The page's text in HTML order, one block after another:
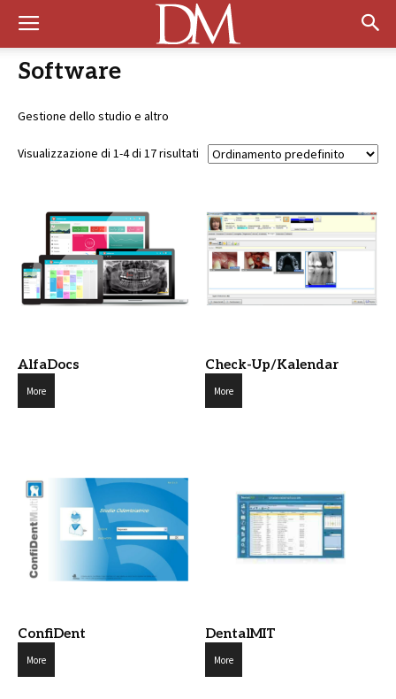
Software
Gestione dello studio e altro
Visualizzazione di 1-4 di 17 risultati
AlfaDocs
More
Check-Up/Kalendar
More
ConfiDent
More
DentalMIT
More